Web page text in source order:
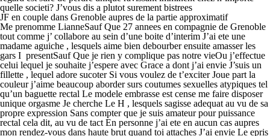
quelle societi? J’vous dis a plutot surement bistrees
JF en couple dans Grenoble aupres de la partie approximatif
Me prenomme LianneSauf Que 27 annees en compagnie de Grenoble
tout comme j’ collabore au sein d’une boite d’interim J’ai ete une
madame aguiche , lesquels aime bien debourber ensuite amasser les
gars I presentSauf Que je rien y complique pas notre vieOu j’effectue
celui lequel je souhaite j’espere avec Grace a dont j’ai envie J’suis un
fillette , lequel adore sucoter Si vous voulez de t’exciter Joue part la
couleur j’aime beaucoup aborder surs coutumes sexuelles atypiques tel
qu’un baguette rectal Le modele embrasse est cense me faire disposer
unique orgasme Je cherche Le H , lesquels sagisse adequat au vu de sa
propre expression Sans compter que je suis amateur pour puissance
rectal cela dit, au vu de tact En personne j’ai ete en aucun cas aupres
mon rendez-vous dans haute brut quand toi attaches J’ai envie Le epris